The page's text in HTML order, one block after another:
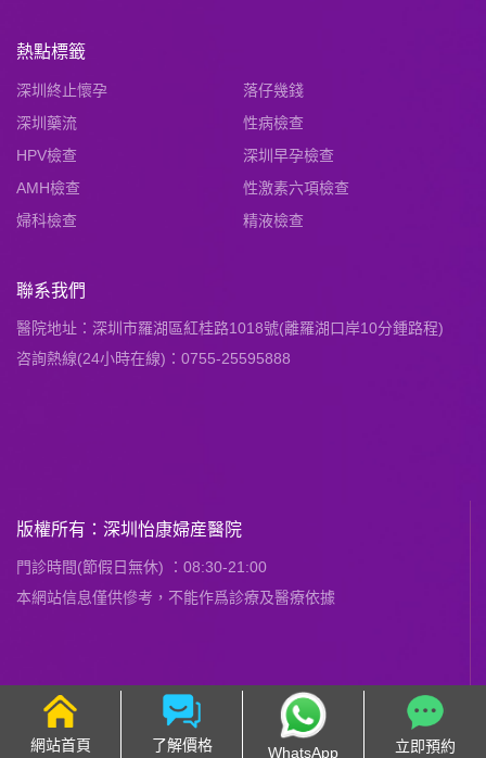
熱點標籤
深圳終止懷孕
落仔幾錢
深圳藥流
性病檢查
HPV檢查
深圳早孕檢查
AMH檢查
性激素六項檢查
婦科檢查
精液檢查
聯系我們
醫院地址：深圳市羅湖區紅桂路1018號(離羅湖口岸10分鍾路程)
咨詢熱線(24小時在線)：0755-25595888
版權所有：深圳怡康婦産醫院
門診時間(節假日無休) ：08:30-21:00
本網站信息僅供慘考，不能作爲診療及醫療依據
網站首頁 了解價格 WhatsApp 立即預約